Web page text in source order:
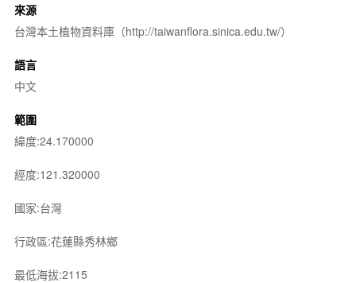
來源
台灣本土植物資料庫（http://taiwanflora.sinica.edu.tw/）
語言
中文
範圍
緯度:24.170000
經度:121.320000
國家:台灣
行政區:花蓮縣秀林鄉
最低海拔:2115